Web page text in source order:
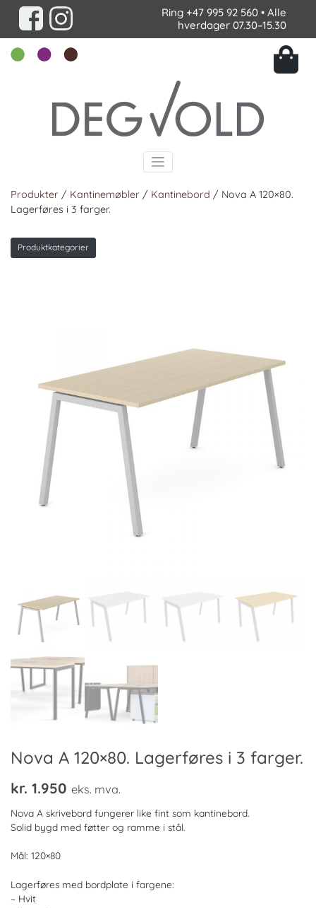
Ring +47 995 92 560 • Alle
hverdager 07.30–15.30
Produkter / Kantinemøbler / Kantinebord / Nova A 120×80.
Lagerføres i 3 farger.
Produktkategorier
Nova A 120×80. Lagerføres i 3 farger.
kr. 1.950 eks. mva.
Nova A skrivebord fungerer like fint som kantinebord.
Solid bygd med føtter og ramme i stål.
Mål: 120×80
Lagerføres med bordplate i fargene:
– Hvit